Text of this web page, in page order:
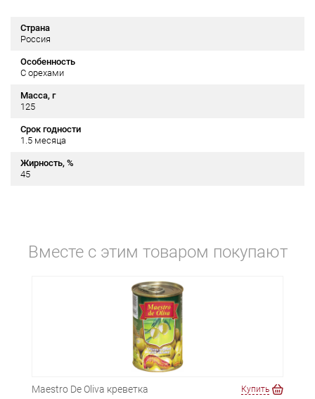
Страна
Россия
Особенность
С орехами
Масса, г
125
Срок годности
1.5 месяца
Жирность, %
45
Вместе с этим товаром покупают
Maestro De Oliva креветка Купить